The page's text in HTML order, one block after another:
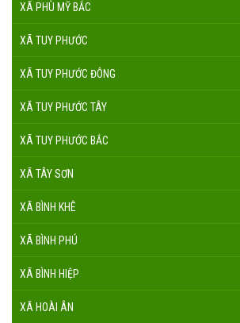
XÃ PHÙ MỸ BẮC
XÃ TUY PHƯỚC
XÃ TUY PHƯỚC ĐÔNG
XÃ TUY PHƯỚC TÂY
XÃ TUY PHƯỚC BẮC
XÃ TÂY SƠN
XÃ BÌNH KHÊ
XÃ BÌNH PHÚ
XÃ BÌNH HIỆP
XÃ HOÀI ÂN